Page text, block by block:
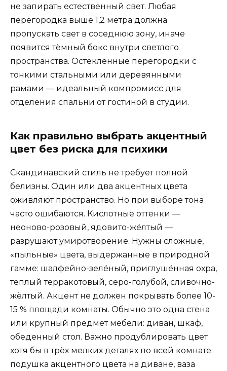
не запирать естественный свет. Любая
перегородка выше 1,2 метра должна
пропускать свет в соседнюю зону, иначе
появится тёмный бокс внутри светлого
пространства. Остеклённые перегородки с
тонкими стальными или деревянными
рамами — идеальный компромисс для
отделения спальни от гостиной в студии.
Как правильно выбрать акцентный
цвет без риска для психики
Скандинавский стиль не требует полной
белизны. Один или два акцентных цвета
оживляют пространство. Но при выборе тона
часто ошибаются. Кислотные оттенки —
неоново-розовый, ядовито-жёлтый —
разрушают умиротворение. Нужны сложные,
«пыльные» цвета, выдержанные в природной
гамме: шалфейно-зелёный, приглушённая охра,
тёплый терракотовый, серо-голубой, сливочно-
жёлтый. Акцент не должен покрывать более 10-
15 % площади комнаты. Обычно это одна стена
или крупный предмет мебели: диван, шкаф,
обеденный стол. Важно продублировать цвет
хотя бы в трёх мелких деталях по всей комнате:
подушка акцентного цвета на диване, ваза